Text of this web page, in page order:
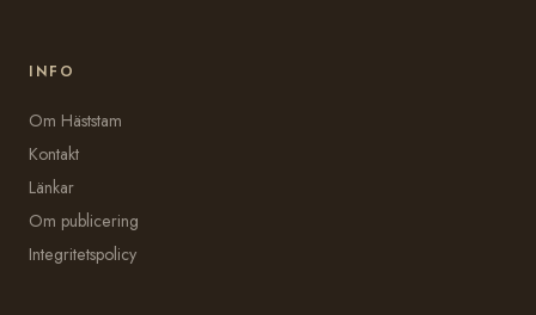
INFO
Om Häststam
Kontakt
Länkar
Om publicering
Integritetspolicy